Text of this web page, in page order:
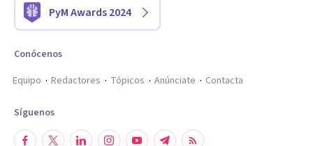
PyM Awards 2024
Conócenos
Equipo
Redactores Tópicos Anúnciate Contacta
Síguenos